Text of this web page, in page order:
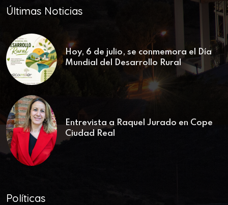
Últimas Noticias
Hoy, 6 de julio, se conmemora el Día
Mundial del Desarrollo Rural
Entrevista a Raquel Jurado en Cope
Ciudad Real
Políticas